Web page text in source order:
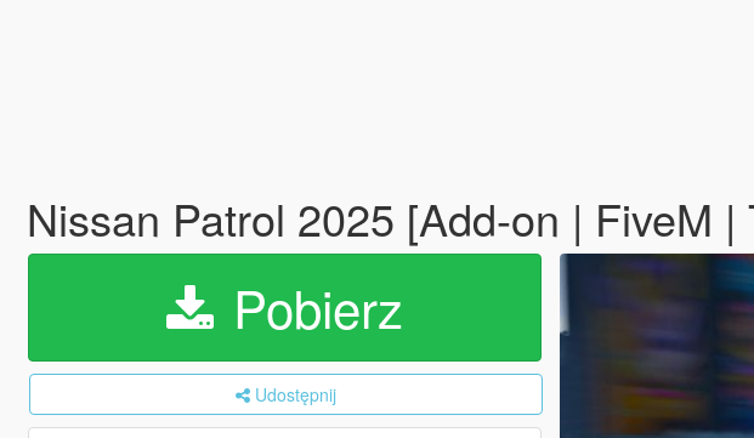
Nissan Patrol 2025 [Add-on | FiveM
Pobierz
Udostępnij